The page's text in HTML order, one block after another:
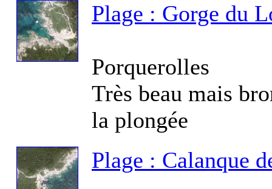
Plage : Gorge du
Porquerolles
Très beau mais
la plongée
Plage : Calanque